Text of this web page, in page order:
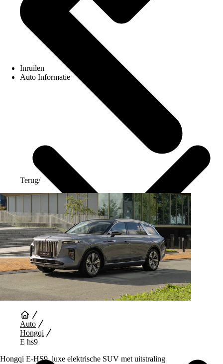
Inruilen
Auto Informatie
Auto Diensten
Terug/
Auto
Hongqi
E hs9
Hongqi E-HS9, luxe elektrische SUV met uitstraling